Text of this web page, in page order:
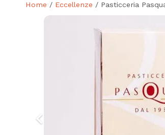
Home / Eccellenze / Pasticceria